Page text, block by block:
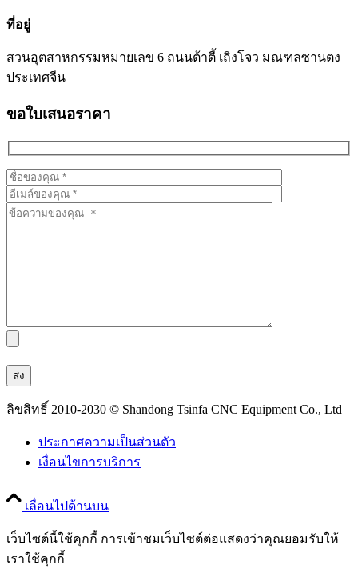
ที่อยู่
สวนอุตสาหกรรมหมายเลข 6 ถนนต้าตี้ เถิงโจว มณฑลซานตง
ประเทศจีน
ขอใบเสนอราคา
ลิขสิทธิ์ 2010-2030 © Shandong Tsinfa CNC Equipment Co., Ltd
ประกาศความเป็นส่วนตัว
เงื่อนไขการบริการ
เลื่อนไปด้านบน
เว็บไซต์นี้ใช้คุกกี้ การเข้าชมเว็บไซต์ต่อแสดงว่าคุณยอมรับให้
เราใช้คุกกี้